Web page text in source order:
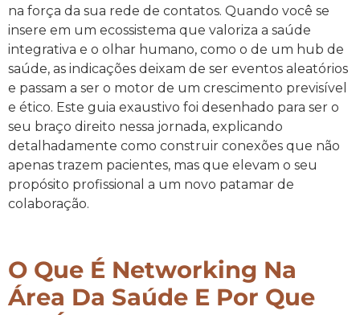
na força da sua rede de contatos. Quando você se
insere em um ecossistema que valoriza a saúde
integrativa e o olhar humano, como o de um hub de
saúde, as indicações deixam de ser eventos aleatórios
e passam a ser o motor de um crescimento previsível
e ético. Este guia exaustivo foi desenhado para ser o
seu braço direito nessa jornada, explicando
detalhadamente como construir conexões que não
apenas trazem pacientes, mas que elevam o seu
propósito profissional a um novo patamar de
colaboração.
O Que É Networking Na
Área Da Saúde E Por Que